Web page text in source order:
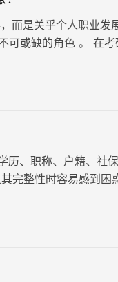
而是关乎个人职业发
可或缺的角色 。 在考
历、职称、户籍、社
完整性时容易感到困